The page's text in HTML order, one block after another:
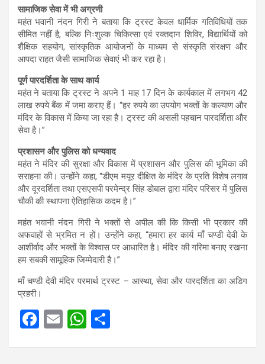
सामाजिक सेवा में भी अग्रणी
महंत भवानी नंदन गिरी ने बताया कि ट्रस्ट केवल धार्मिक गतिविधियों तक
सीमित नहीं है, बल्कि निःशुल्क चिकित्सा एवं रक्तदान शिविर, विद्यार्थियों को
शैक्षिक सहयोग, सांस्कृतिक आयोजनों के माध्यम से संस्कृति संरक्षण और
आपदा राहत जैसी सामाजिक सेवाएं भी कर रहा है।
पूर्ण पारदर्शिता के साथ कार्य
महंत ने बताया कि ट्रस्ट ने अपने 1 माह 17 दिन के कार्यकाल में लगभग 42
लाख रुपये बैंक में जमा कराए हैं। “हर रुपये का उपयोग भक्तों के कल्याण और
मंदिर के विकास में किया जा रहा है। ट्रस्ट की असली पहचान पारदर्शिता और
सेवा है।”
प्रशासन और पुलिस को धन्यवाद
महंत ने मंदिर की सुरक्षा और विकास में प्रशासन और पुलिस की भूमिका की
सराहना की। उन्होंने कहा, “डीएम मयूर दीक्षित के मंदिर के प्रति विशेष लगाव
और दूरदर्शिता तथा एसएसपी परमेन्द्र सिंह डोबाल द्वारा मंदिर परिसर में पुलिस
चौकी की स्थापना ऐतिहासिक कदम है।”
महंत भवानी नंदन गिरी ने भक्तों से अपील की कि किसी भी प्रकार की
अफवाहों से भ्रमित न हों। उन्होंने कहा, “हमारा हर कार्य माँ चण्डी देवी के
आशीर्वाद और भक्तों के विश्वास पर आधारित है। मंदिर की गरिमा बनाए रखना
हम सबकी सामूहिक जिम्मेदारी है।”
माँ चण्डी देवी मंदिर परमार्थ ट्रस्ट – आस्था, सेवा और पारदर्शिता का अडिग
प्रहरी।
F
E
W